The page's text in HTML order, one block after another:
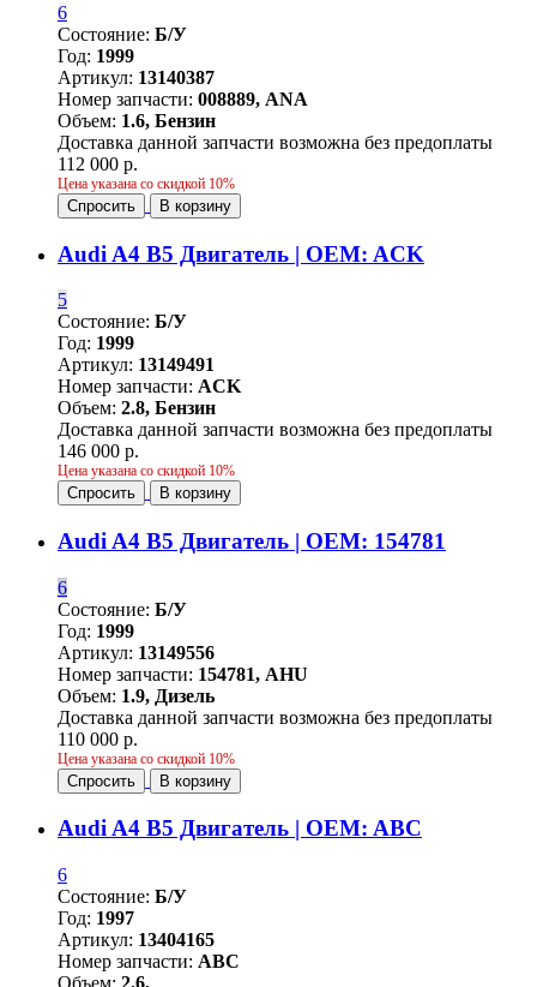
6
Состояние: Б/У
Год: 1999
Артикул: 13140387
Номер запчасти: 008889, ANA
Объем: 1.6, Бензин
Доставка данной запчасти возможна без предоплаты
112 000 р.
Цена указана со скидкой 10%
Спросить В корзину
Audi A4 B5 Двигатель | OEM: ACK
5
Состояние: Б/У
Год: 1999
Артикул: 13149491
Номер запчасти: ACK
Объем: 2.8, Бензин
Доставка данной запчасти возможна без предоплаты
146 000 р.
Цена указана со скидкой 10%
Спросить В корзину
Audi A4 B5 Двигатель | OEM: 154781
6
Состояние: Б/У
Год: 1999
Артикул: 13149556
Номер запчасти: 154781, AHU
Объем: 1.9, Дизель
Доставка данной запчасти возможна без предоплаты
110 000 р.
Цена указана со скидкой 10%
Спросить В корзину
Audi A4 B5 Двигатель | OEM: ABC
6
Состояние: Б/У
Год: 1997
Артикул: 13404165
Номер запчасти: ABC